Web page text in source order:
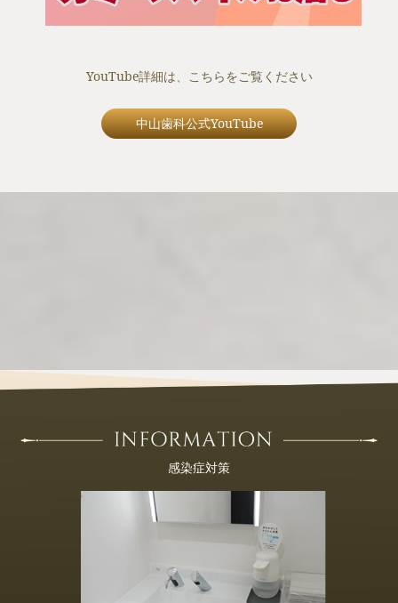
YouTube詳細は、こちらをご覧ください
中山歯科公式YouTube
感染症対策